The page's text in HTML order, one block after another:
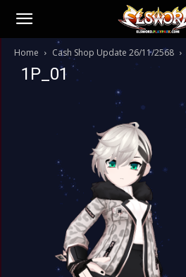
Home Cash Shop Update 26/11/2568
1P_01